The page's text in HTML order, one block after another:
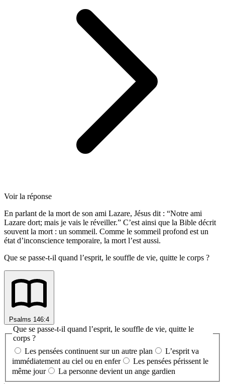
Voir la réponse
En parlant de la mort de son ami Lazare, Jésus dit : “Notre ami
Lazare dort; mais je vais le réveiller.” C’est ainsi que la Bible décrit
souvent la mort : un sommeil. Comme le sommeil profond est un
état d’inconscience temporaire, la mort l’est aussi.
Que se passe-t-il quand l’esprit, le souffle de vie, quitte le corps ?
Psalms 146:4
Que se passe-t-il quand l’esprit, le souffle de vie, quitte le
corps ?
Les pensées continuent sur un autre plan
L’esprit va
immédiatement au ciel ou en enfer
Les pensées périssent le
même jour
La personne devient un ange gardien